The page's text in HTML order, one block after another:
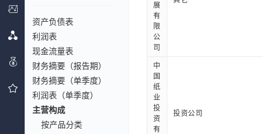
资产负债表
利润表
现金流量表
财务摘要（报告期）
财务摘要（单季度）
利润表（单季度）
主营构成
按产品分类
展
有
限
公
司
中
国
纸
业
投
资
有
投资公司